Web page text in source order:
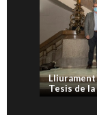
Lliurament
Tesis de la